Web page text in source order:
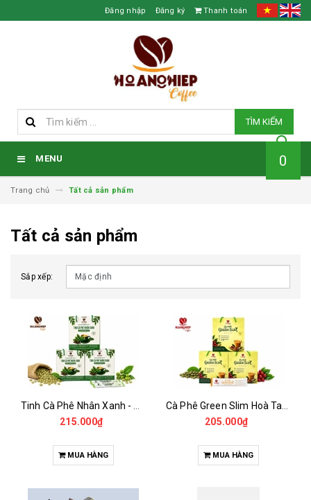
Đăng nhập Đăng ký Thanh toán
TÌM KIẾM
MENU 0
Trang chủ Tất cả sản phẩm
Tất cả sản phẩm
Sắp xếp:
215.000₫
MUA HÀNG
205.000₫
MUA HÀNG